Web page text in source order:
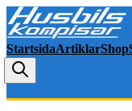
StartsidaArtiklarShop